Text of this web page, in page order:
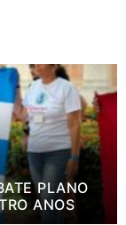
PLANO
ANOS